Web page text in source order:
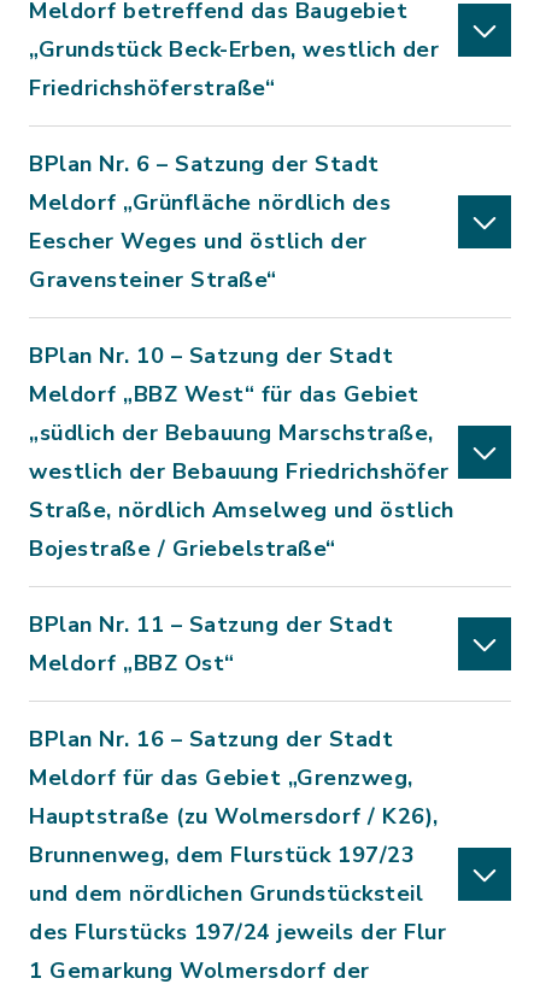
Meldorf betreffend das Baugebiet
„Grundstück Beck-Erben, westlich der
Friedrichshöferstraße“
BPlan Nr. 6 – Satzung der Stadt
Meldorf „Grünfläche nördlich des
Eescher Weges und östlich der
Gravensteiner Straße“
BPlan Nr. 10 – Satzung der Stadt
Meldorf „BBZ West“ für das Gebiet
„südlich der Bebauung Marschstraße,
westlich der Bebauung Friedrichshöfer
Straße, nördlich Amselweg und östlich
Bojestraße / Griebelstraße“
BPlan Nr. 11 – Satzung der Stadt
Meldorf „BBZ Ost“
BPlan Nr. 16 – Satzung der Stadt
Meldorf für das Gebiet „Grenzweg,
Hauptstraße (zu Wolmersdorf / K26),
Brunnenweg, dem Flurstück 197/23
und dem nördlichen Grundstücksteil
des Flurstücks 197/24 jeweils der Flur
1 Gemarkung Wolmersdorf der